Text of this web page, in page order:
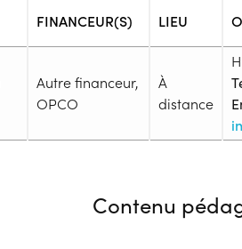
FINANCEUR(S) LIEU
Autre financeur,
OPCO
À
distance
Prérequis :
Contenu